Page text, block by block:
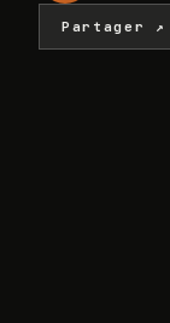
Partager ↗